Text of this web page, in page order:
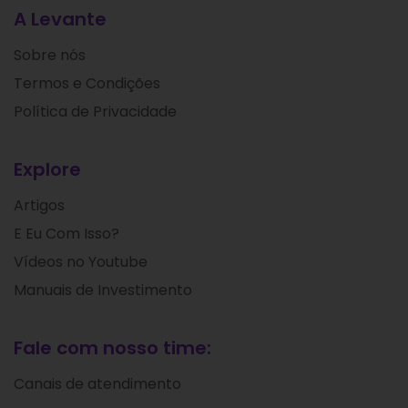
A Levante
Sobre nós
Termos e Condições
Política de Privacidade
Explore
Artigos
E Eu Com Isso?
Vídeos no Youtube
Manuais de Investimento
Fale com nosso time:
Canais de atendimento